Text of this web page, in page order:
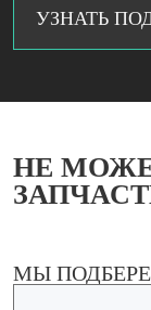
УЗНАТЬ
НЕ
МЫ